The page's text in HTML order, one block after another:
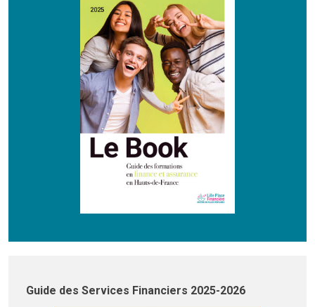
Guide des Services Financiers 2025-2026